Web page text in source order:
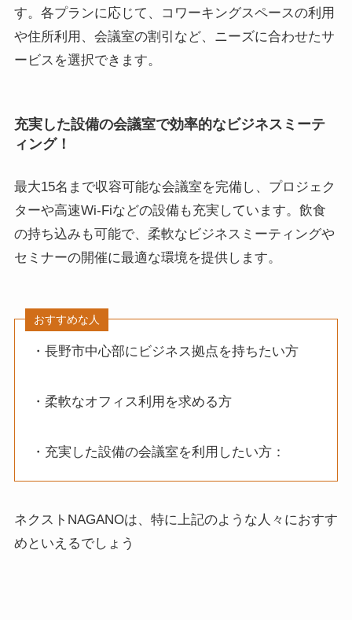
す。各プランに応じて、コワーキングスペースの利用
や住所利用、会議室の割引など、ニーズに合わせたサ
ービスを選択できます。
充実した設備の会議室で効率的なビジネスミーテ
ィング！
最大15名まで収容可能な会議室を完備し、プロジェク
ターや高速Wi-Fiなどの設備も充実しています。飲食
の持ち込みも可能で、柔軟なビジネスミーティングや
セミナーの開催に最適な環境を提供します。
おすすめな人
・長野市中心部にビジネス拠点を持ちたい方
・柔軟なオフィス利用を求める方
・充実した設備の会議室を利用したい方：
ネクストNAGANOは、特に上記のような人々におすす
めといえるでしょう